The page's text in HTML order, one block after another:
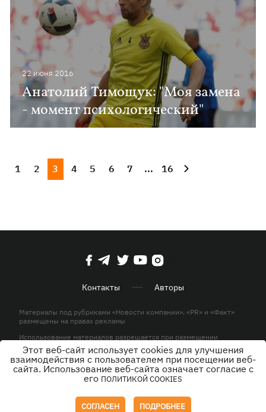
22 июня 2016
Анатолий Тимощук: "Моя замена
- момент психологический"
1 2 3 4 5 6 7 ... 16
Контакты Авторы
Материалы под рубриками «Новости компании», «PR» и «Факт»
размещены на правах рекламы
Использование материалов разрешается при размещении
активной гиперссылки на KP.UA в первом абзаце.
© ООО «ЮЛАВ МЕДИА»,2026. Все права защищены.
Этот веб-сайт использует cookies для улучшения
взаимодействия с пользователем при посещении веб-
сайта. Использование веб-сайта означает согласие с
его ПОЛИТИКОЙ COOKIES
СОГЛАСЕН ПОДРОБНЕЕ